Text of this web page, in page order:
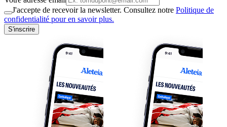
J'accepte de recevoir la newsletter. Consultez notre Politique de
confidentialité pour en savoir plus.
S'inscrire